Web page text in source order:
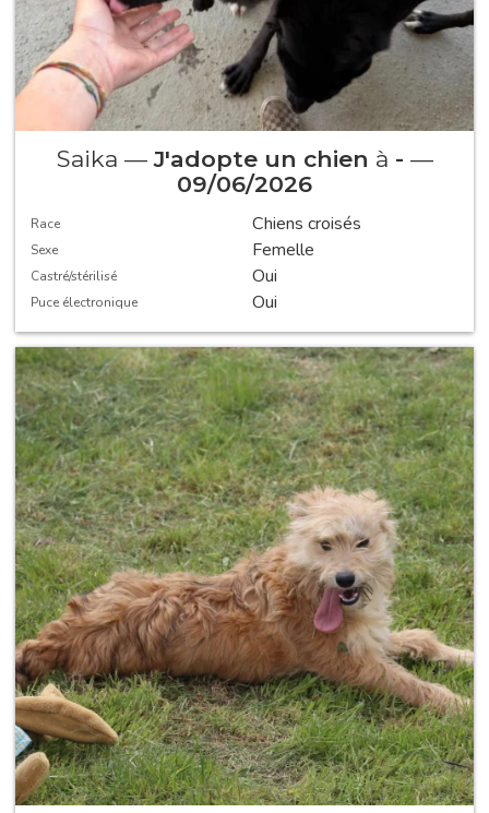
Saika —J'adopte un chien à - —
09/06/2026
Race Chiens croisés
Sexe Femelle
Castré/stérilisé Oui
Puce électronique Oui